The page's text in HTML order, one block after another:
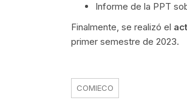
Informe de la PPT
Finalmente, se realizó el
primer semestre de 2023.
COMIECO